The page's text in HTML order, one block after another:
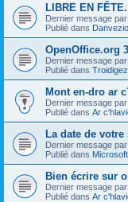
LIBRE EN
Dernier message par
Publié dans
OpenOffice.org
Dernier message par
Publié dans
Mont en-dro ar
Dernier message par
Publié dans Ar
La date de
Dernier message par
Publié dans
Bien écrire sur
Dernier message par
Publié dans Ar